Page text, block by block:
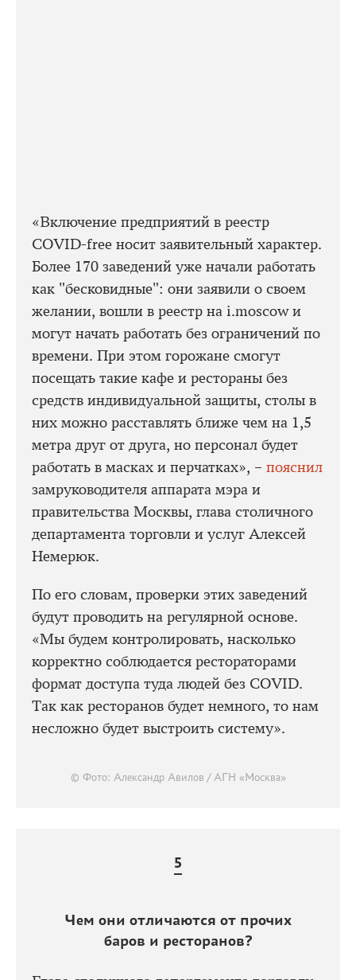
«Включение предприятий в реестр
COVID-free носит заявительный характер.
Более 170 заведений уже начали работать
как "бесковидные": они заявили о своем
желании, вошли в реестр на i.moscow и
могут начать работать без ограничений по
времени. При этом горожане смогут
посещать такие кафе и рестораны без
средств индивидуальной защиты, столы в
них можно расставлять ближе чем на 1,5
метра друг от друга, но персонал будет
работать в масках и перчатках», – пояснил
замруководителя аппарата мэра и
правительства Москвы, глава столичного
департамента торговли и услуг Алексей
Немерюк.
По его словам, проверки этих заведений
будут проводить на регулярной основе.
«Мы будем контролировать, насколько
корректно соблюдается рестораторами
формат доступа туда людей без COVID.
Так как ресторанов будет немного, то нам
несложно будет выстроить систему».
© Фото: Александр Авилов / АГН «Москва»
Чем они отличаются от прочих
баров и ресторанов?